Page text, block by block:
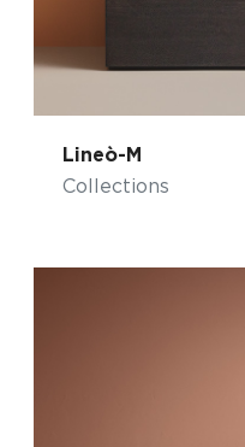
Lineò-M
Collections